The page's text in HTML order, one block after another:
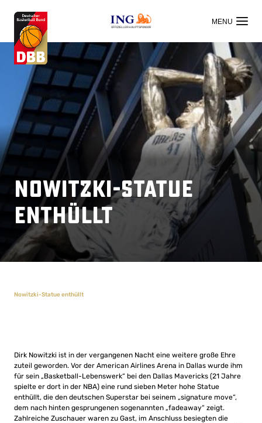
OFFIZIELLER HAUPTSPONSOR
Nowitzki-Statue
enthüllt
Nowitzki-Statue enthüllt
Dirk Nowitzki ist in der vergangenen Nacht eine weitere große Ehre
zuteil geworden. Vor der American Airlines Arena in Dallas wurde ihm
für sein „Basketball-Lebenswerk“ bei den Dallas Mavericks (21 Jahre
spielte er dort in der NBA) eine rund sieben Meter hohe Statue
enthüllt, die den deutschen Superstar bei seinem „signature move“,
dem nach hinten gesprungenen sogenannten „fadeaway“ zeigt.
Zahlreiche Zuschauer waren zu Gast, im Anschluss besiegten die